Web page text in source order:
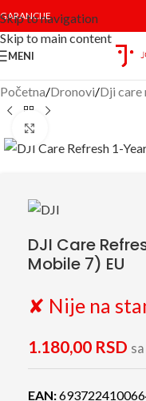
Skip to navigation
Skip to main content
GARANCIJE
MENI
Početna/Dronovi/Dji care
DJI Care
Mobile 7) EU
✘ Nije na
1.180,00 RSD
EAN: